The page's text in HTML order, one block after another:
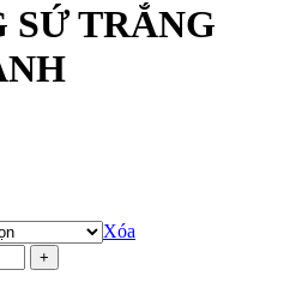
SỨ TRẮNG
Xóa